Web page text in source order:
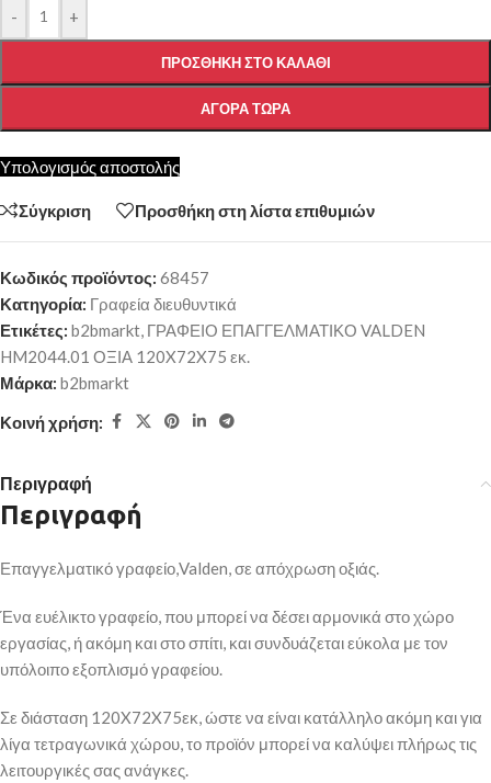
- +
ΠΡΟΣΘΉΚΗ ΣΤΟ ΚΑΛΆΘΙ
ΑΓΟΡΆ ΤΏΡΑ
Υπολογισμός αποστολής
Σύγκριση Προσθήκη στη λίστα επιθυμιών
Κωδικός προϊόντος: 68457
Κατηγορία: Γραφεία διευθυντικά
Ετικέτες: b2bmarkt, ΓΡΑΦΕΙΟ ΕΠΑΓΓΕΛΜΑΤΙΚΟ VALDEN
HM2044.01 ΟΞΙΑ 120X72X75 εκ.
Μάρκα: b2bmarkt
Κοινή χρήση:
Περιγραφή
Περιγραφή
Επαγγελματικό γραφείο,Valden, σε απόχρωση οξιάς.
Ένα ευέλικτο γραφείο, που μπορεί να δέσει αρμονικά στο χώρο
εργασίας, ή ακόμη και στο σπίτι, και συνδυάζεται εύκολα με τον
υπόλοιπο εξοπλισμό γραφείου.
Σε διάσταση 120X72X75εκ, ώστε να είναι κατάλληλο ακόμη και για
λίγα τετραγωνικά χώρου, το προϊόν μπορεί να καλύψει πλήρως τις
λειτουργικές σας ανάγκες.